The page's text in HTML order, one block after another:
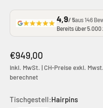
4,9/ 5aus 146
Bereits über
Angebot
€949,00
inkl. MwSt. | CH-Preise exkl. Mwst.
berechnet
Tischgestell:Hairpins